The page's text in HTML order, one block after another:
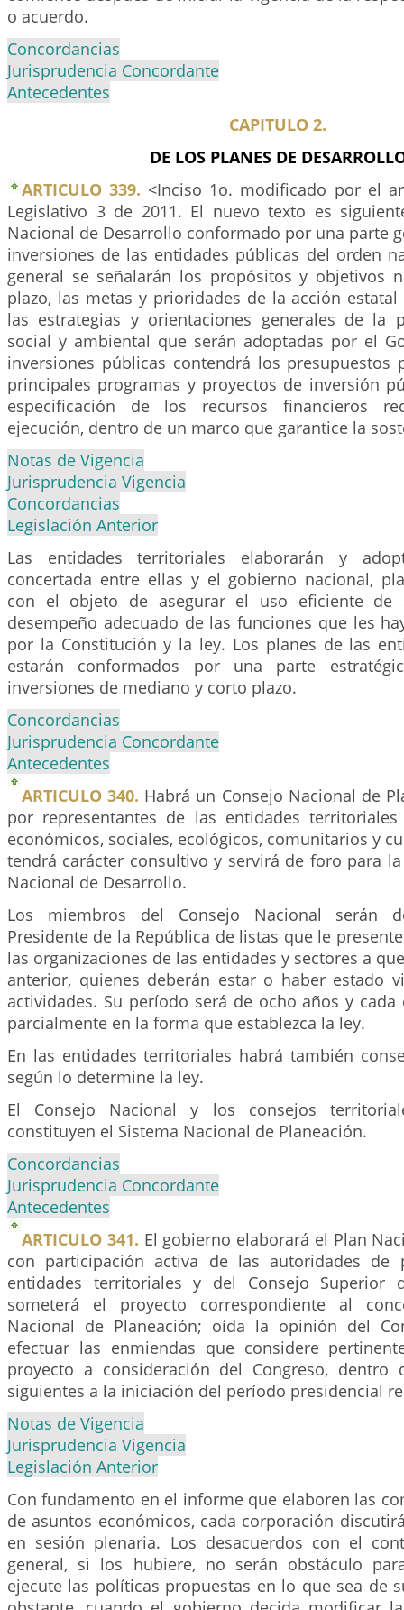
o acuerdo.
Concordancias
Jurisprudencia Concordante
Antecedentes
CAPITULO 2.
DE LOS PLANES DE
ARTICULO 339. <Inciso 1o. modificado por el
Legislativo 3 de 2011. El nuevo texto es
Nacional de Desarrollo conformado por una parte
inversiones de las entidades públicas del orden
general se señalarán los propósitos y objetivos
plazo, las metas y prioridades de la acción
las estrategias y orientaciones generales de la
social y ambiental que serán adoptadas por el
inversiones públicas contendrá los presupuestos
principales programas y proyectos de inversión
especificación de los recursos financieros
ejecución, dentro de un marco que garantice la
Notas de Vigencia
Jurisprudencia Vigencia
Concordancias
Legislación Anterior
Las entidades territoriales elaborarán y
concertada entre ellas y el gobierno nacional,
con el objeto de asegurar el uso eficiente de
desempeño adecuado de las funciones que les
por la Constitución y la ley. Los planes de las
estarán conformados por una parte
inversiones de mediano y corto plazo.
Concordancias
Jurisprudencia Concordante
Antecedentes
ARTICULO 340. Habrá un Consejo Nacional de
por representantes de las entidades
económicos, sociales, ecológicos, comunitarios y
tendrá carácter consultivo y servirá de foro para
Nacional de Desarrollo.
Los miembros del Consejo Nacional serán
Presidente de la República de listas que le
las organizaciones de las entidades y sectores a
anterior, quienes deberán estar o haber estado
actividades. Su período será de ocho años y
parcialmente en la forma que establezca la ley.
En las entidades territoriales habrá también
según lo determine la ley.
El Consejo Nacional y los consejos
constituyen el Sistema Nacional de Planeación.
Concordancias
Jurisprudencia Concordante
Antecedentes
ARTICULO 341. El gobierno elaborará el Plan
con participación activa de las autoridades de
entidades territoriales y del Consejo Superior
someterá el proyecto correspondiente al
Nacional de Planeación; oída la opinión del
efectuar las enmiendas que considere
proyecto a consideración del Congreso, dentro
siguientes a la iniciación del período presidencial
Notas de Vigencia
Jurisprudencia Vigencia
Legislación Anterior
Con fundamento en el informe que elaboren las
de asuntos económicos, cada corporación
en sesión plenaria. Los desacuerdos con el
general, si los hubiere, no serán obstáculo
ejecute las políticas propuestas en lo que sea de